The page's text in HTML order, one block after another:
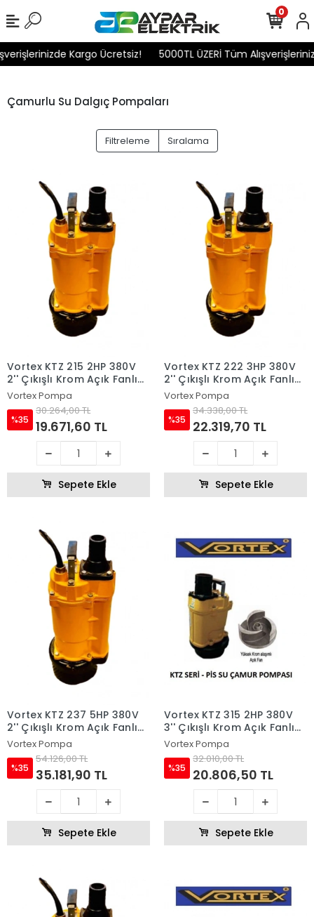
Kargo Ücretsiz! 5000TL ÜZERİ Tüm
0
Çamurlu Su Dalgıç Pompaları
Filtreleme Sıralama
Vortex KTZ 215 2HP 380V
2'' Çıkışlı Krom Açık Fanlı
Dalgıç Pompa
Vortex Pompa
%35
30.264,00 TL
19.671,60 TL
Sepete Ekle
Vortex KTZ 222 3HP 380V
2'' Çıkışlı Krom Açık Fanlı
Dalgıç Pompa
Vortex Pompa
%35
34.338,00 TL
22.319,70 TL
Sepete Ekle
Vortex KTZ 237 5HP 380V
2'' Çıkışlı Krom Açık Fanlı
Dalgıç Pompa
Vortex Pompa
%35
54.126,00 TL
35.181,90 TL
Sepete Ekle
Vortex KTZ 315 2HP 380V
3'' Çıkışlı Krom Açık Fanlı
Dalgıç Pompa
Vortex Pompa
%35
32.010,00 TL
20.806,50 TL
Sepete Ekle